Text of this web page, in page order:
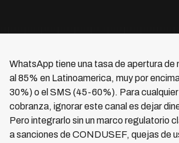
WhatsApp tiene una tasa de apertura de
al 85% en Latinoamerica, muy por
30%) o el SMS (45-60%). Para
cobranza, ignorar este canal es dejar
Pero integrarlo sin un marco regulatorio
a sanciones de CONDUSEF, quejas de